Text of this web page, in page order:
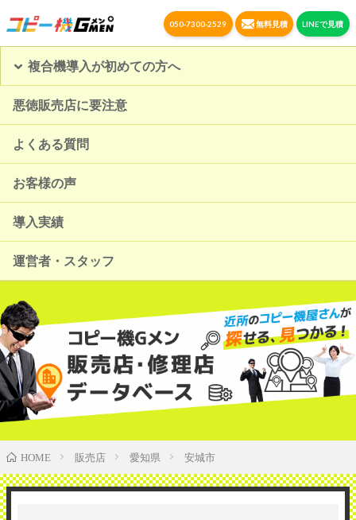
050-7300-2529 無料見積 LINEで見積
複合機導入が初めての方へ
悪徳販売店に要注意
よくある質問
お客様の声
導入実績
運営者・スタッフ
HOME 販売店 愛知県 安城市